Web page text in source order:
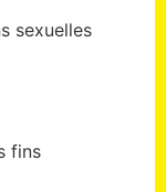
sexuelles
fins